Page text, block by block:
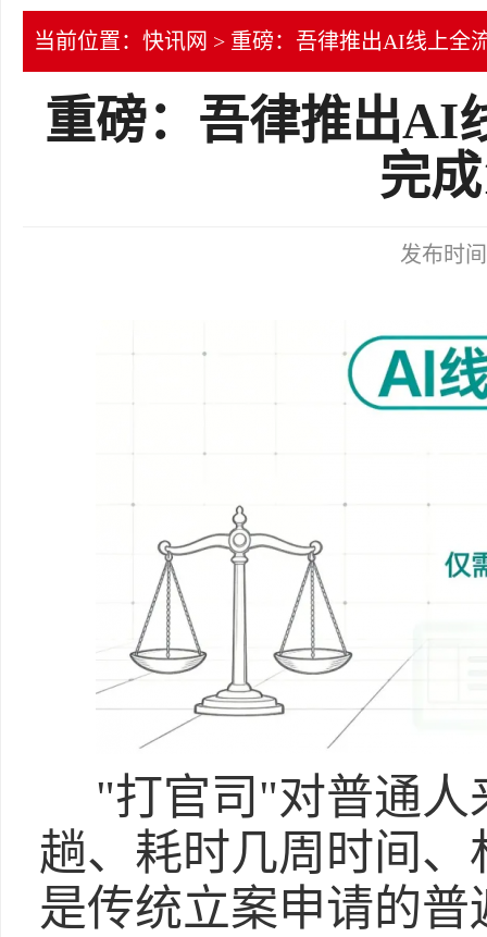
当前位置： 快讯网 > 重磅：吾律推出AI线上全
重磅：吾律推出AI
完
发布时
"打官司"对普通人
趟、耗时几周时间
是传统立案申请的